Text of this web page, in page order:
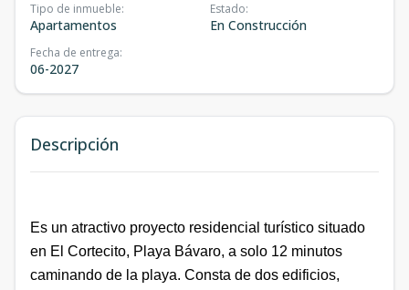
Tipo de inmueble:
Apartamentos
Estado:
En Construcción
Fecha de entrega:
06-2027
Descripción
Es un atractivo proyecto residencial turístico situado
en El Cortecito, Playa Bávaro, a solo 12 minutos
caminando de la playa. Consta de dos edificios,